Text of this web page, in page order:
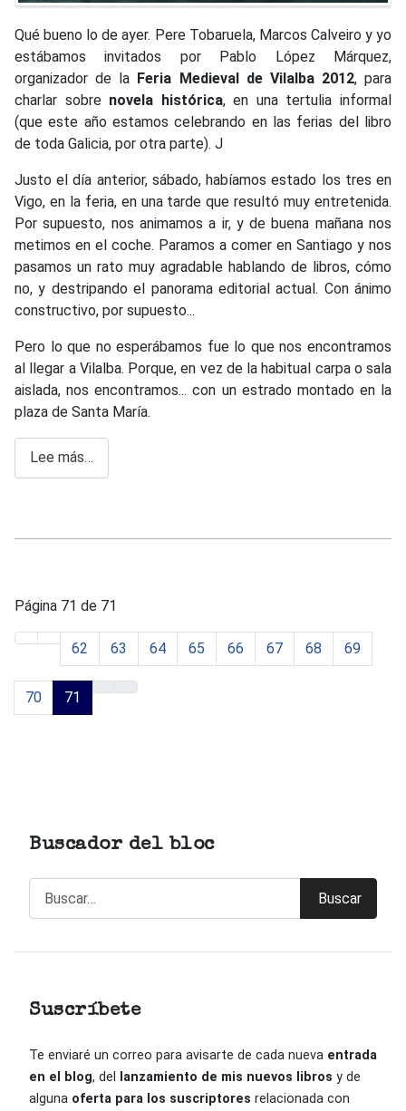
Qué bueno lo de ayer. Pere Tobaruela, Marcos Calveiro y yo
estábamos invitados por Pablo López Márquez,
organizador de la Feria Medieval de Vilalba 2012, para
charlar sobre novela histórica, en una tertulia informal
(que este año estamos celebrando en las ferias del libro
de toda Galicia, por otra parte). J
Justo el día anterior, sábado, habíamos estado los tres en
Vigo, en la feria, en una tarde que resultó muy entretenida.
Por supuesto, nos animamos a ir, y de buena mañana nos
metimos en el coche. Paramos a comer en Santiago y nos
pasamos un rato muy agradable hablando de libros, cómo
no, y destripando el panorama editorial actual. Con ánimo
constructivo, por supuesto...
Pero lo que no esperábamos fue lo que nos encontramos
al llegar a Vilalba. Porque, en vez de la habitual carpa o sala
aislada, nos encontramos... con un estrado montado en la
plaza de Santa María.
Lee más…
Página 71 de 71
62 63 64 65 66 67 68 69
70 71
Buscador del bloc
Buscar
Suscríbete
Te enviaré un correo para avisarte de cada nueva entrada
en el blog, del lanzamiento de mis nuevos libros y de
alguna oferta para los suscriptores relacionada con